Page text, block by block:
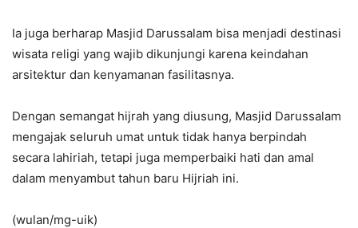
Ia juga berharap Masjid Darussalam bisa menjadi destinasi
wisata religi yang wajib dikunjungi karena keindahan
arsitektur dan kenyamanan fasilitasnya.
Dengan semangat hijrah yang diusung, Masjid Darussalam
mengajak seluruh umat untuk tidak hanya berpindah
secara lahiriah, tetapi juga memperbaiki hati dan amal
dalam menyambut tahun baru Hijriah ini.
(wulan/mg-uik)